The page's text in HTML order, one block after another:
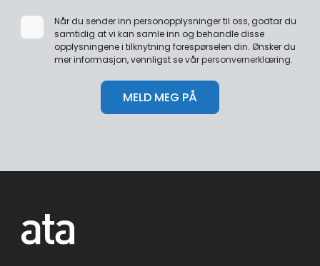
Når du sender inn personopplysninger til oss, godtar du
samtidig at vi kan samle inn og behandle disse
opplysningene i tilknytning forespørselen din. Ønsker du
mer informasjon, vennligst se vårpersonvernerklæring.